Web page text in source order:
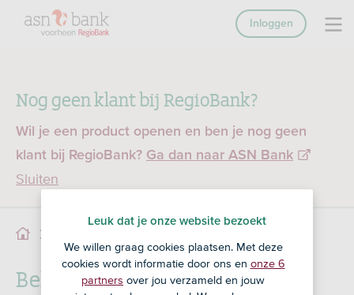
Nog geen klant bij RegioBank?
Wil je een product openen en ben je nog geen
klant bij RegioBank? Ga dan naar ASN Bank
Sluiten
Inloggen
Beleggen en belastingdienst
Leuk dat je onze website bezoekt
We willen graag cookies plaatsen. Met deze
cookies wordt informatie door ons en onze 6
partners over jou verzameld en jouw